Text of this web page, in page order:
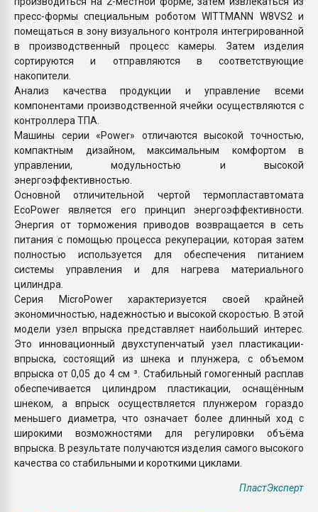
пресс-формы специальным роботом WITTMANN W8VS2 и
помещаться в зону визуального контроля интегрированной
в производственный процесс камеры. Затем изделия
сортируются и отправляются в соответствующие
накопители.
Анализ качества продукции и управление всеми
компонентами производственной ячейки осуществляются с
контроллера ТПА.
Машины серии «Power» отличаются высокой точностью,
компактным дизайном, максимальным комфортом в
управлении, модульностью и высокой
энергоэффективностью.
Основной отличительной чертой термопластавтомата
EcoPower является его принцип энергоэффективности.
Энергия от торможения приводов возвращается в сеть
питания с помощью процесса рекуперации, которая затем
полностью используется для обеспечения питанием
системы управления и для нагрева материального
цилиндра.
Серия MicroPower характеризуется своей крайней
экономичностью, надежностью и высокой скоростью. В этой
модели узел впрыска представляет наибольший интерес.
Это инновационный двухступенчатый узел пластикации-
впрыска, состоящий из шнека и плунжера, с объемом
впрыска от 0,05 до 4 см ³. Стабильный гомогенный расплав
обеспечивается цилиндром пластикации, оснащённым
шнеком, а впрыск осуществляется плунжером гораздо
меньшего диаметра, что означает более длинный ход с
широкими возможностями для регулировки объёма
впрыска. В результате получаются изделия самого высокого
качества со стабильными и короткими циклами.
ПластЭксперт